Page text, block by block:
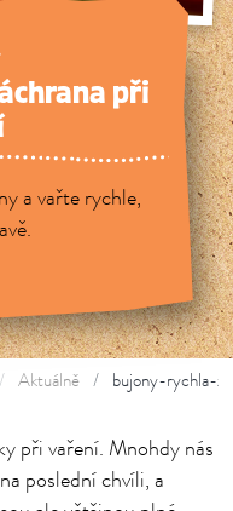
při
a vařte rychle,
Aktuálně bujony-rychla-
při vaření. Mnohdy nás
poslední chvíli, a